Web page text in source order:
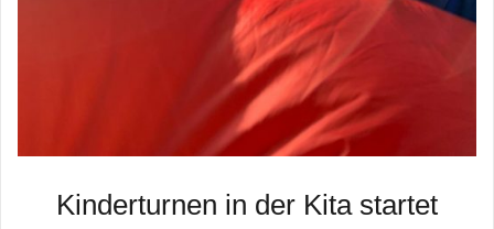
Kinderturnen in der Kita startet